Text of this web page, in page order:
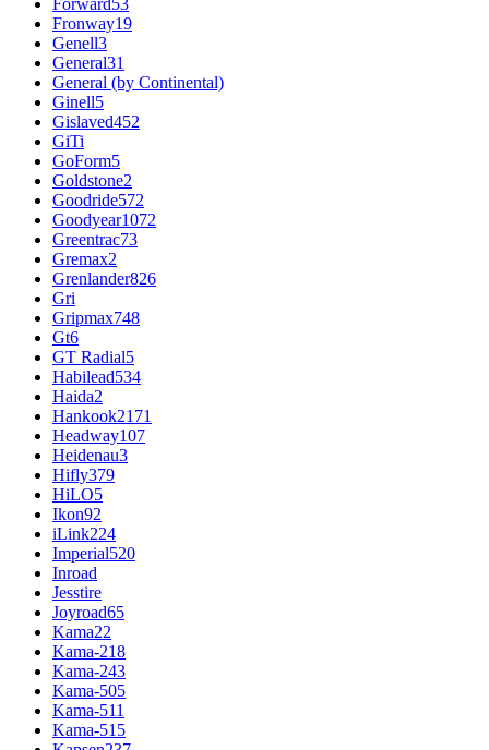
Forward53
Fronway19
Genell3
General31
General (by Continental)
Ginell5
Gislaved452
GiTi
GoForm5
Goldstone2
Goodride572
Goodyear1072
Greentrac73
Gremax2
Grenlander826
Gri
Gripmax748
Gt6
GT Radial5
Habilead534
Haida2
Hankook2171
Headway107
Heidenau3
Hifly379
HiLO5
Ikon92
iLink224
Imperial520
Inroad
Jesstire
Joyroad65
Kama22
Kama-218
Kama-243
Kama-505
Kama-511
Kama-515